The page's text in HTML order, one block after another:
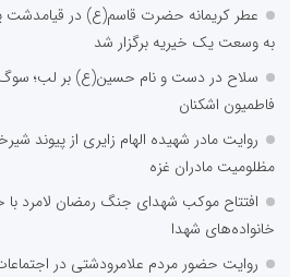
عطر کریمانه حضرت قاسم(ع) در قیامدشت
به وسعت یک خیریه برگزار شد
سلاح در دست و نام حسین(ع) بر لب؛
فاطمیون اشکنان
روایت مادر شهیده الهام زایری از پیوند
مظلومیت مادران غزه
افتتاح موکب شهدای جنگ رمضان لامرد با
خانواده‌های شهدا
روایت حضور مردم علامرودشتی در